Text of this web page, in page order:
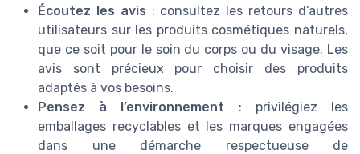
Écoutez les avis : consultez les retours d’autres
utilisateurs sur les produits cosmétiques naturels,
que ce soit pour le soin du corps ou du visage. Les
avis sont précieux pour choisir des produits
adaptés à vos besoins.
Pensez à l’environnement : privilégiez les
emballages recyclables et les marques engagées
dans une démarche respectueuse de